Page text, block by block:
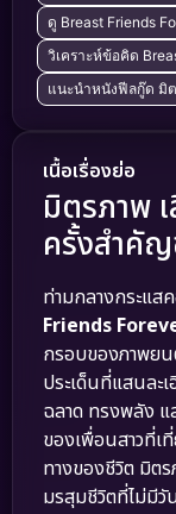
ดู Breast Friends
วิเคราะห์ข้อคิด
แนะนำหนังฟีลกู๊ด มิ
เนื้อเรื่องย่อ
มิตรภาพ
ครั้งสำคั
ท่ามกลางกระแ
Friends
กรอบของภาพยน
ประเด็นที่แสนละ
ฉลาด ทรงพลัง แ
ของเพื่อนสาวที่เ
ทางของชีวิต มิต
มรสุมชีวิตที่ไม่มี